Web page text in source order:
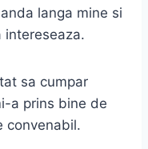
langa mine si
intereseaza.
sa cumpar
a prins bine de
convenabil.